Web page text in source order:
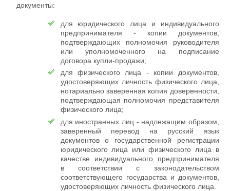
документы:
для юридического лица и индивидуального
предпринимателя - копии документов,
подтверждающих полномочия руководителя
или уполномоченного на подписание
договора купли-продажи;
для физического лица - копии документов,
удостоверяющих личность физического лица,
нотариально заверенная копия доверенности,
подтверждающая полномочия представителя
физического лица;
для иностранных лиц - надлежащим образом,
заверенный перевод на русский язык
документов о государственной регистрации
юридического лица или физического лица в
качестве индивидуального предпринимателя
в соответствии с законодательством
соответствующего государства и документов,
удостоверяющих личность физического лица.